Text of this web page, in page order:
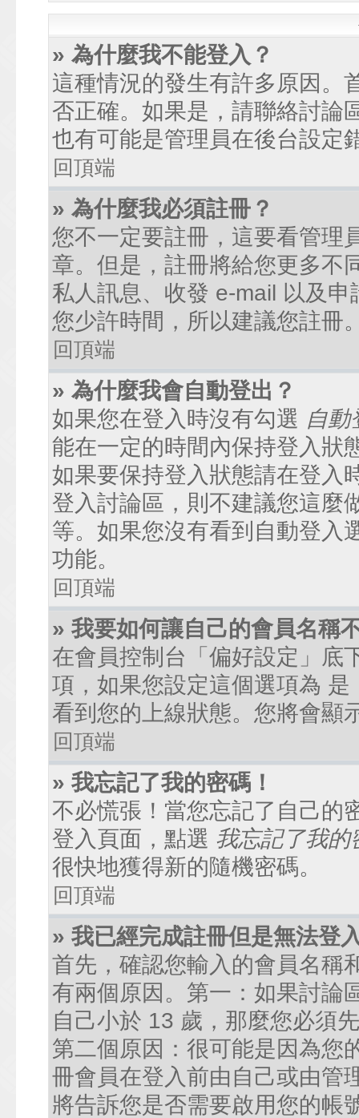
» 為什麼我不能登入？
這種情況的發生有許多原因。
否正確。如果是，請聯絡討論
也有可能是管理員在後台設定
回頂端
» 為什麼我必須註冊？
您不一定要註冊，這要看管理
章。但是，註冊將給您更多不
私人訊息、收發 e-mail 以及
您少許時間，所以建議您註冊
回頂端
» 為什麼我會自動登出？
如果您在登入時沒有勾選 自動
能在一定的時間內保持登入狀
如果要保持登入狀態請在登入
登入討論區，則不建議您這麼
等。如果您沒有看到自動登入
功能。
回頂端
» 我要如何讓自己的會員名稱
在會員控制台「偏好設定」底
項，如果您設定這個選項為 是
看到您的上線狀態。您將會顯
回頂端
» 我忘記了我的密碼！
不必慌張！當您忘記了自己的
登入頁面，點選 我忘記了我的
很快地獲得新的隨機密碼。
回頂端
» 我已經完成註冊但是無法登
首先，確認您輸入的會員名稱
有兩個原因。第一：如果討論
自己小於 13 歲，那麼您必須
第二個原因：很可能是因為您
冊會員在登入前由自己或由管
將告訴您是否需要啟用您的帳